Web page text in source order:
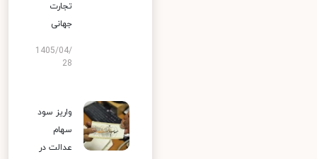
تجارت
جهانی
1405/04/
28
واریز سود
سهام
عدالت در